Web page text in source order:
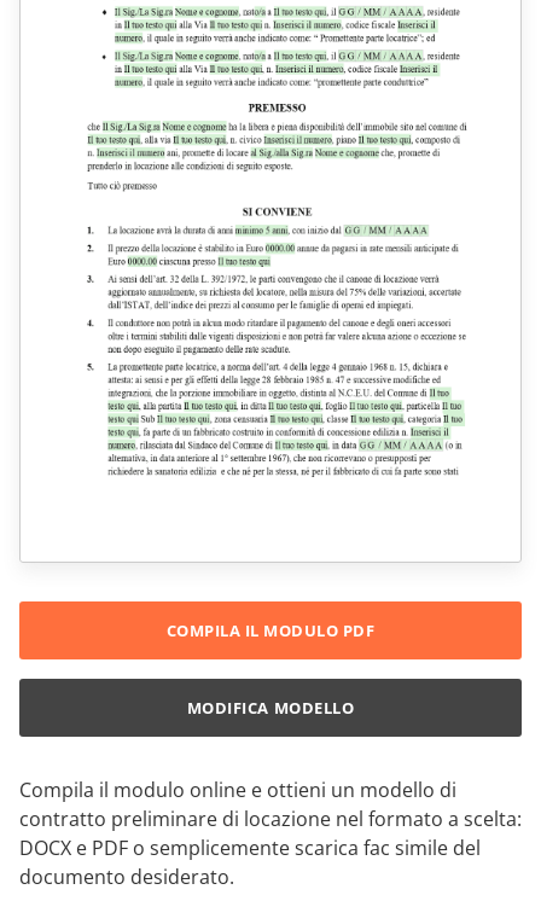
Compila il modulo online e ottieni un modello di
contratto preliminare di locazione nel formato a scelta:
DOCX e PDF o semplicemente scarica fac simile del
documento desiderato.
COMPILA IL MODULO PDF
MODIFICA MODELLO